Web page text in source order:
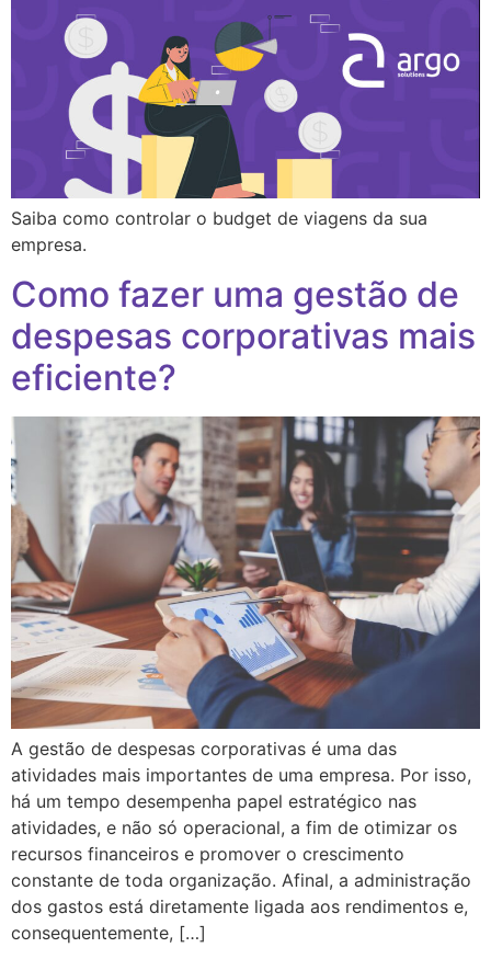
Saiba como controlar o budget de viagens da sua
empresa.
Como fazer uma gestão de
despesas corporativas mais
eficiente?
A gestão de despesas corporativas é uma das
atividades mais importantes de uma empresa. Por isso,
há um tempo desempenha papel estratégico nas
atividades, e não só operacional, a fim de otimizar os
recursos financeiros e promover o crescimento
constante de toda organização. Afinal, a administração
dos gastos está diretamente ligada aos rendimentos e,
consequentemente, […]